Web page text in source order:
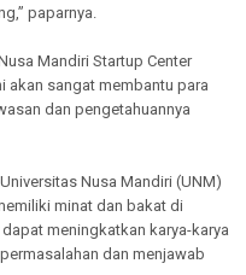
paparnya.
Mandiri Startup Center
akan sangat membantu para
dan pengetahuannya
Nusa Mandiri (UNM)
minat dan bakat di
meningkatkan karya-karya
dan menjawab